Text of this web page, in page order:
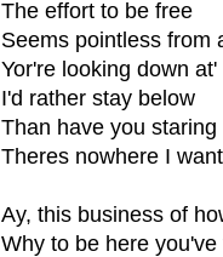
The effort to be free
Seems pointless from
Yor're looking down at'
I'd rather stay below
Than have you staring
Theres nowhere I
Ay, this business of
Why to be here